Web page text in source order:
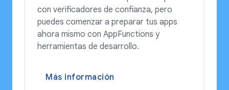
con verificadores de confianza, pero
puedes comenzar a preparar tus apps
ahora mismo con AppFunctions y
herramientas de desarrollo.
Más información